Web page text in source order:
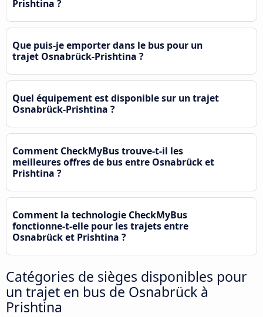
Prishtina ?
Que puis-je emporter dans le bus pour un
trajet Osnabrück-Prishtina ?
Quel équipement est disponible sur un trajet
Osnabrück-Prishtina ?
Comment CheckMyBus trouve-t-il les
meilleures offres de bus entre Osnabrück et
Prishtina ?
Comment la technologie CheckMyBus
fonctionne-t-elle pour les trajets entre
Osnabrück et Prishtina ?
Catégories de sièges disponibles pour
un trajet en bus de Osnabrück à
Prishtina